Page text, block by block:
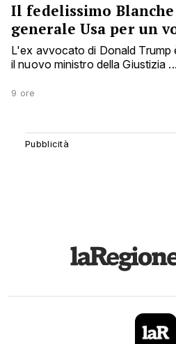
Il fedelissimo
generale Usa per un
L'ex avvocato di Donald Trump
il nuovo ministro della Giustizia ...
9 ore